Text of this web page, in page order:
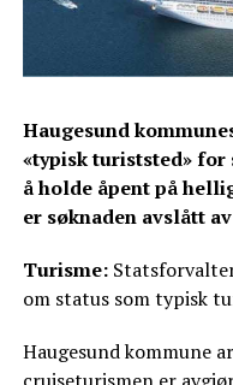
Haugesund
«typisk turiststed»
å holde åpent på
er søknaden avslått
Turisme:
om status som typisk
Haugesund kommune